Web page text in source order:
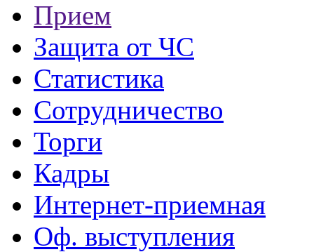
Прием
Защита от ЧС
Статистика
Сотрудничество
Торги
Кадры
Интернет-приемная
Оф. выступления